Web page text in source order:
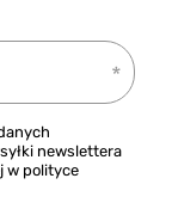
newslettera
w polityce